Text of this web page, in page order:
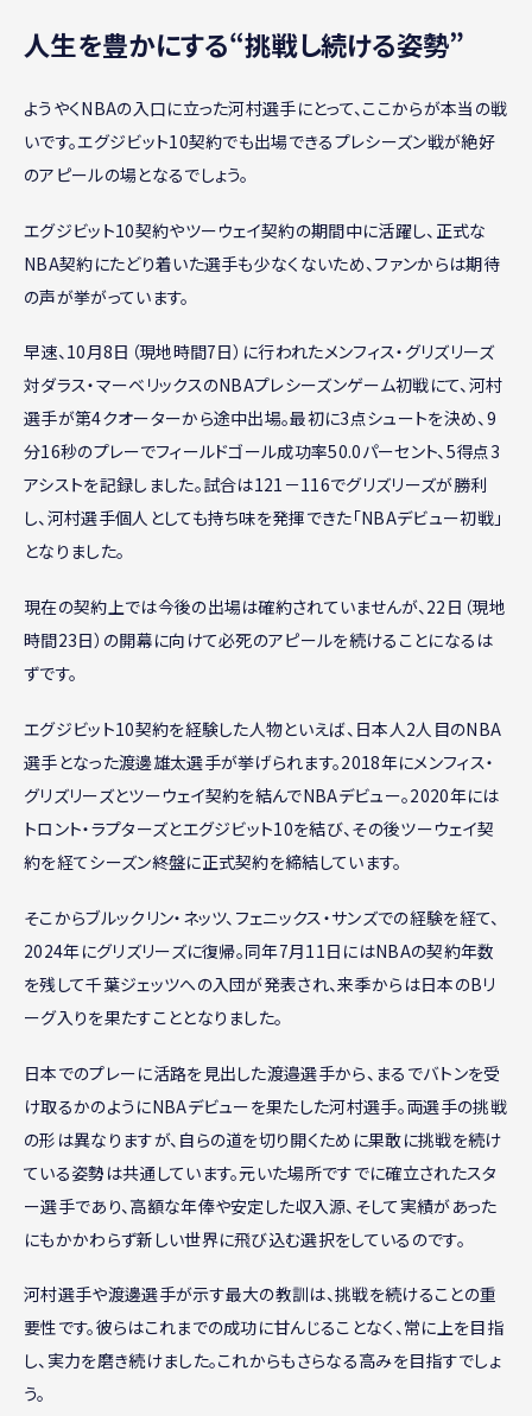
人生を豊かにする“挑戦し続ける姿勢”
ようやくNBAの入口に立った河村選手にとって、ここからが本当の戦
いです。エグジビット10契約でも出場できるプレシーズン戦が絶好
のアピールの場となるでしょう。
エグジビット10契約やツーウェイ契約の期間中に活躍し、正式な
NBA契約にたどり着いた選手も少なくないため、ファンからは期待
の声が挙がっています。
早速、10月8日（現地時間7日）に行われたメンフィス・グリズリーズ
対ダラス・マーベリックスのNBAプレシーズンゲーム初戦にて、河村
選手が第4クオーターから途中出場。最初に3点シュートを決め、9
分16秒のプレーでフィールドゴール成功率50.0パーセント、5得点3
アシストを記録しました。試合は121－116でグリズリーズが勝利
し、河村選手個人としても持ち味を発揮できた「NBAデビュー初戦」
となりました。
現在の契約上では今後の出場は確約されていませんが、22日（現地
時間23日）の開幕に向けて必死のアピールを続けることになるは
ずです。
エグジビット10契約を経験した人物といえば、日本人2人目のNBA
選手となった渡邊雄太選手が挙げられます。2018年にメンフィス・
グリズリーズとツーウェイ契約を結んでNBAデビュー。2020年には
トロント・ラプターズとエグジビット10を結び、その後ツーウェイ契
約を経てシーズン終盤に正式契約を締結しています。
そこからブルックリン・ネッツ、フェニックス・サンズでの経験を経て、
2024年にグリズリーズに復帰。同年7月11日にはNBAの契約年数
を残して千葉ジェッツへの入団が発表され、来季からは日本のBリ
ーグ入りを果たすこととなりました。
日本でのプレーに活路を見出した渡邉選手から、まるでバトンを受
け取るかのようにNBAデビューを果たした河村選手。両選手の挑戦
の形は異なりますが、自らの道を切り開くために果敢に挑戦を続け
ている姿勢は共通しています。元いた場所ですでに確立されたスタ
ー選手であり、高額な年俸や安定した収入源、そして実績があった
にもかかわらず新しい世界に飛び込む選択をしているのです。
河村選手や渡邊選手が示す最大の教訓は、挑戦を続けることの重
要性です。彼らはこれまでの成功に甘んじることなく、常に上を目指
し、実力を磨き続けました。これからもさらなる高みを目指すでしょ
う。